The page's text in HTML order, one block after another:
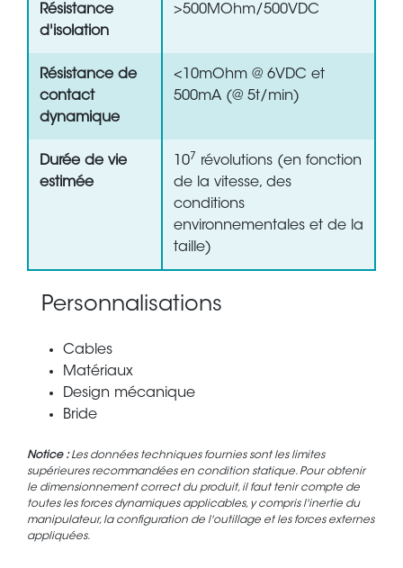
Résistance
d'isolation
>500MOhm/500VDC
Résistance de
contact
dynamique
<10mOhm @ 6VDC et
500mA (@ 5t/min)
Durée de vie
estimée
107 révolutions (en fonction
de la vitesse, des
conditions
environnementales et de la
taille)
Personnalisations
Cables
Matériaux
Design mécanique
Bride
Notice :Les données techniques fournies sont les limites
supérieures recommandées en condition statique. Pour obtenir
le dimensionnement correct du produit, il faut tenir compte de
toutes les forces dynamiques applicables, y compris l'inertie du
manipulateur, la configuration de l'outillage et les forces externes
appliquées.